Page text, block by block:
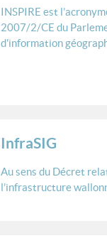
INSPIRE est
2007/2/CE du
d'information
InfraSIG
Au sens du Décret
l’infrastructure